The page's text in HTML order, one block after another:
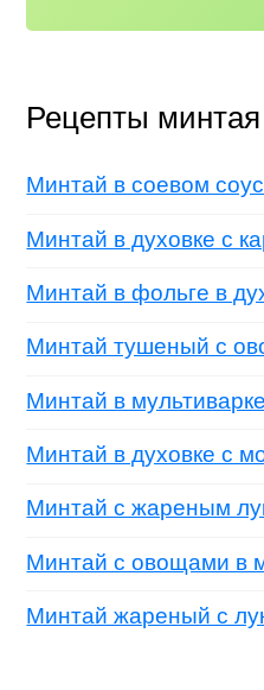
Рецепты
Минтай в соевом
Минтай в духовке с
Минтай в фольге в
Минтай тушеный с
Минтай в мультиварке
Минтай в духовке с
Минтай с жареным
Минтай с овощами в
Минтай жареный с